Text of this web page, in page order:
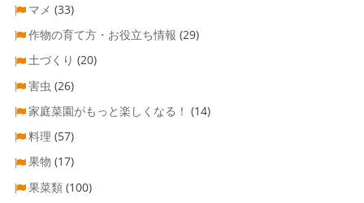
マメ (33)
作物の育て方・お役立ち情報 (29)
土づくり (20)
害虫 (26)
家庭菜園がもっと楽しくなる！ (14)
料理 (57)
果物 (17)
果菜類 (100)